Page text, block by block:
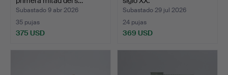
Subastado 9 abr 2026
35 pujas
375 USD
Subastado 29 jul 2026
24 pujas
369 USD